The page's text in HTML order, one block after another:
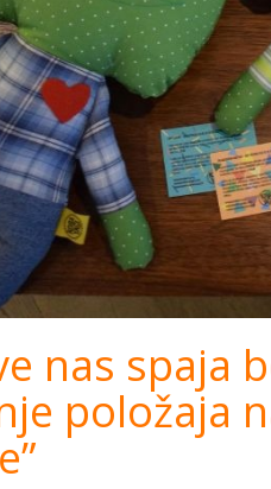
nas spaja
položaja